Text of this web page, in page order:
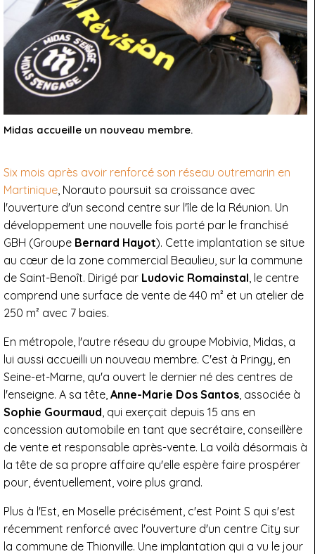
Midas accueille un nouveau membre.
Six mois après avoir renforcé son réseau outremarin en
Martinique , Norauto poursuit sa croissance avec
l'ouverture d'un second centre sur l'île de la Réunion. Un
développement une nouvelle fois porté par le franchisé
GBH (Groupe Bernard Hayot). Cette implantation se situe
au cœur de la zone commercial Beaulieu, sur la commune
de Saint-Benoît. Dirigé par Ludovic Romainstal , le centre
comprend une surface de vente de 440 m² et un atelier de
250 m² avec 7 baies.
En métropole, l'autre réseau du groupe Mobivia, Midas, a
lui aussi accueilli un nouveau membre. C'est à Pringy, en
Seine-et-Marne, qu'a ouvert le dernier né des centres de
l'enseigne. A sa tête, Anne-Marie Dos Santos , associée à
Sophie Gourmaud , qui exerçait depuis 15 ans en
concession automobile en tant que secrétaire, conseillère
de vente et responsable après-vente. La voilà désormais à
la tête de sa propre affaire qu'elle espère faire prospérer
pour, éventuellement, voire plus grand.
Plus à l'Est, en Moselle précisément, c'est Point S qui s'est
récemment renforcé avec l'ouverture d'un centre City sur
la commune de Thionville. Une implantation qui a vu le jour